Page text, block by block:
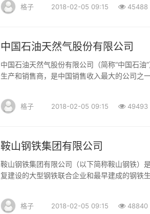
资等现代服务业...
格子 2018-02-05 09:15 45488
中国石油天然气股份有限公司
中国石油天然气股份有限公司（简称“中国石
生产和销售商，是中国销售收入最大的公司之
石油天然气集团公司独家发起设立的股份有限
的美国存托股份及H股于2000年4月6日及4月7
格子 2018-02-05 09:15 49493
鞍山钢铁集团有限公司
鞍山钢铁集团有限公司（以下简称鞍山钢铁）
复建设的大型钢铁联合企业和最早建成的钢铁
里，东临中长铁路，西倚沈大高速公路，南对
钢矿业公司在鞍山、辽阳弓长岭地区有7座大
格子 2018-02-05 09:15 48840